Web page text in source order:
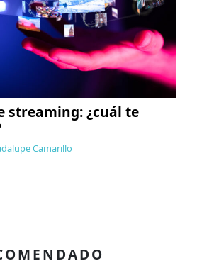
streaming: ¿cuál te
Camarillo